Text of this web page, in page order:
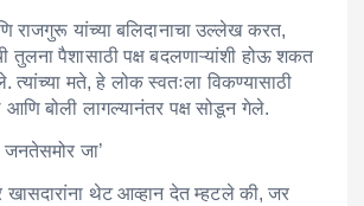
राजगुरू यांच्या बलिदानाचा उल्लेख करत,
तुलना पैशासाठी पक्ष बदलणाऱ्यांशी होऊ शकत
त्यांच्या मते, हे लोक स्वतःला विकण्यासाठी
आणि बोली लागल्यानंतर पक्ष सोडून गेले.
जनतेसमोर जा’
खासदारांना थेट आव्हान देत म्हटले की, जर